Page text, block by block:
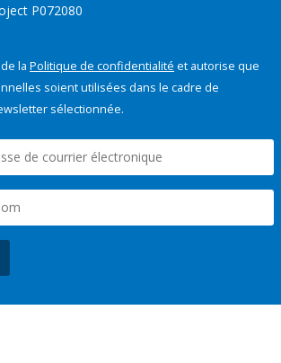
P072080
la Politique de confidentialité et autorise que
soient utilisées dans le cadre de
sélectionnée.